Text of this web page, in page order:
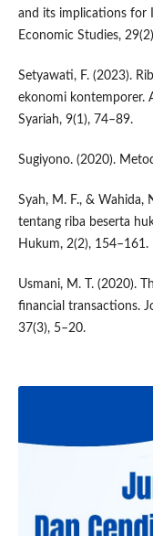
and its implications for
Economic Studies,
Setyawati, F. (2023).
ekonomi kontemporer.
Syariah, 9(1), 74–89.
Sugiyono. (2020).
Syah, M. F., & Wahida,
tentang riba beserta
Hukum, 2(2), 154–161.
Usmani, M. T. (2020).
financial transactions.
37(3), 5–20.